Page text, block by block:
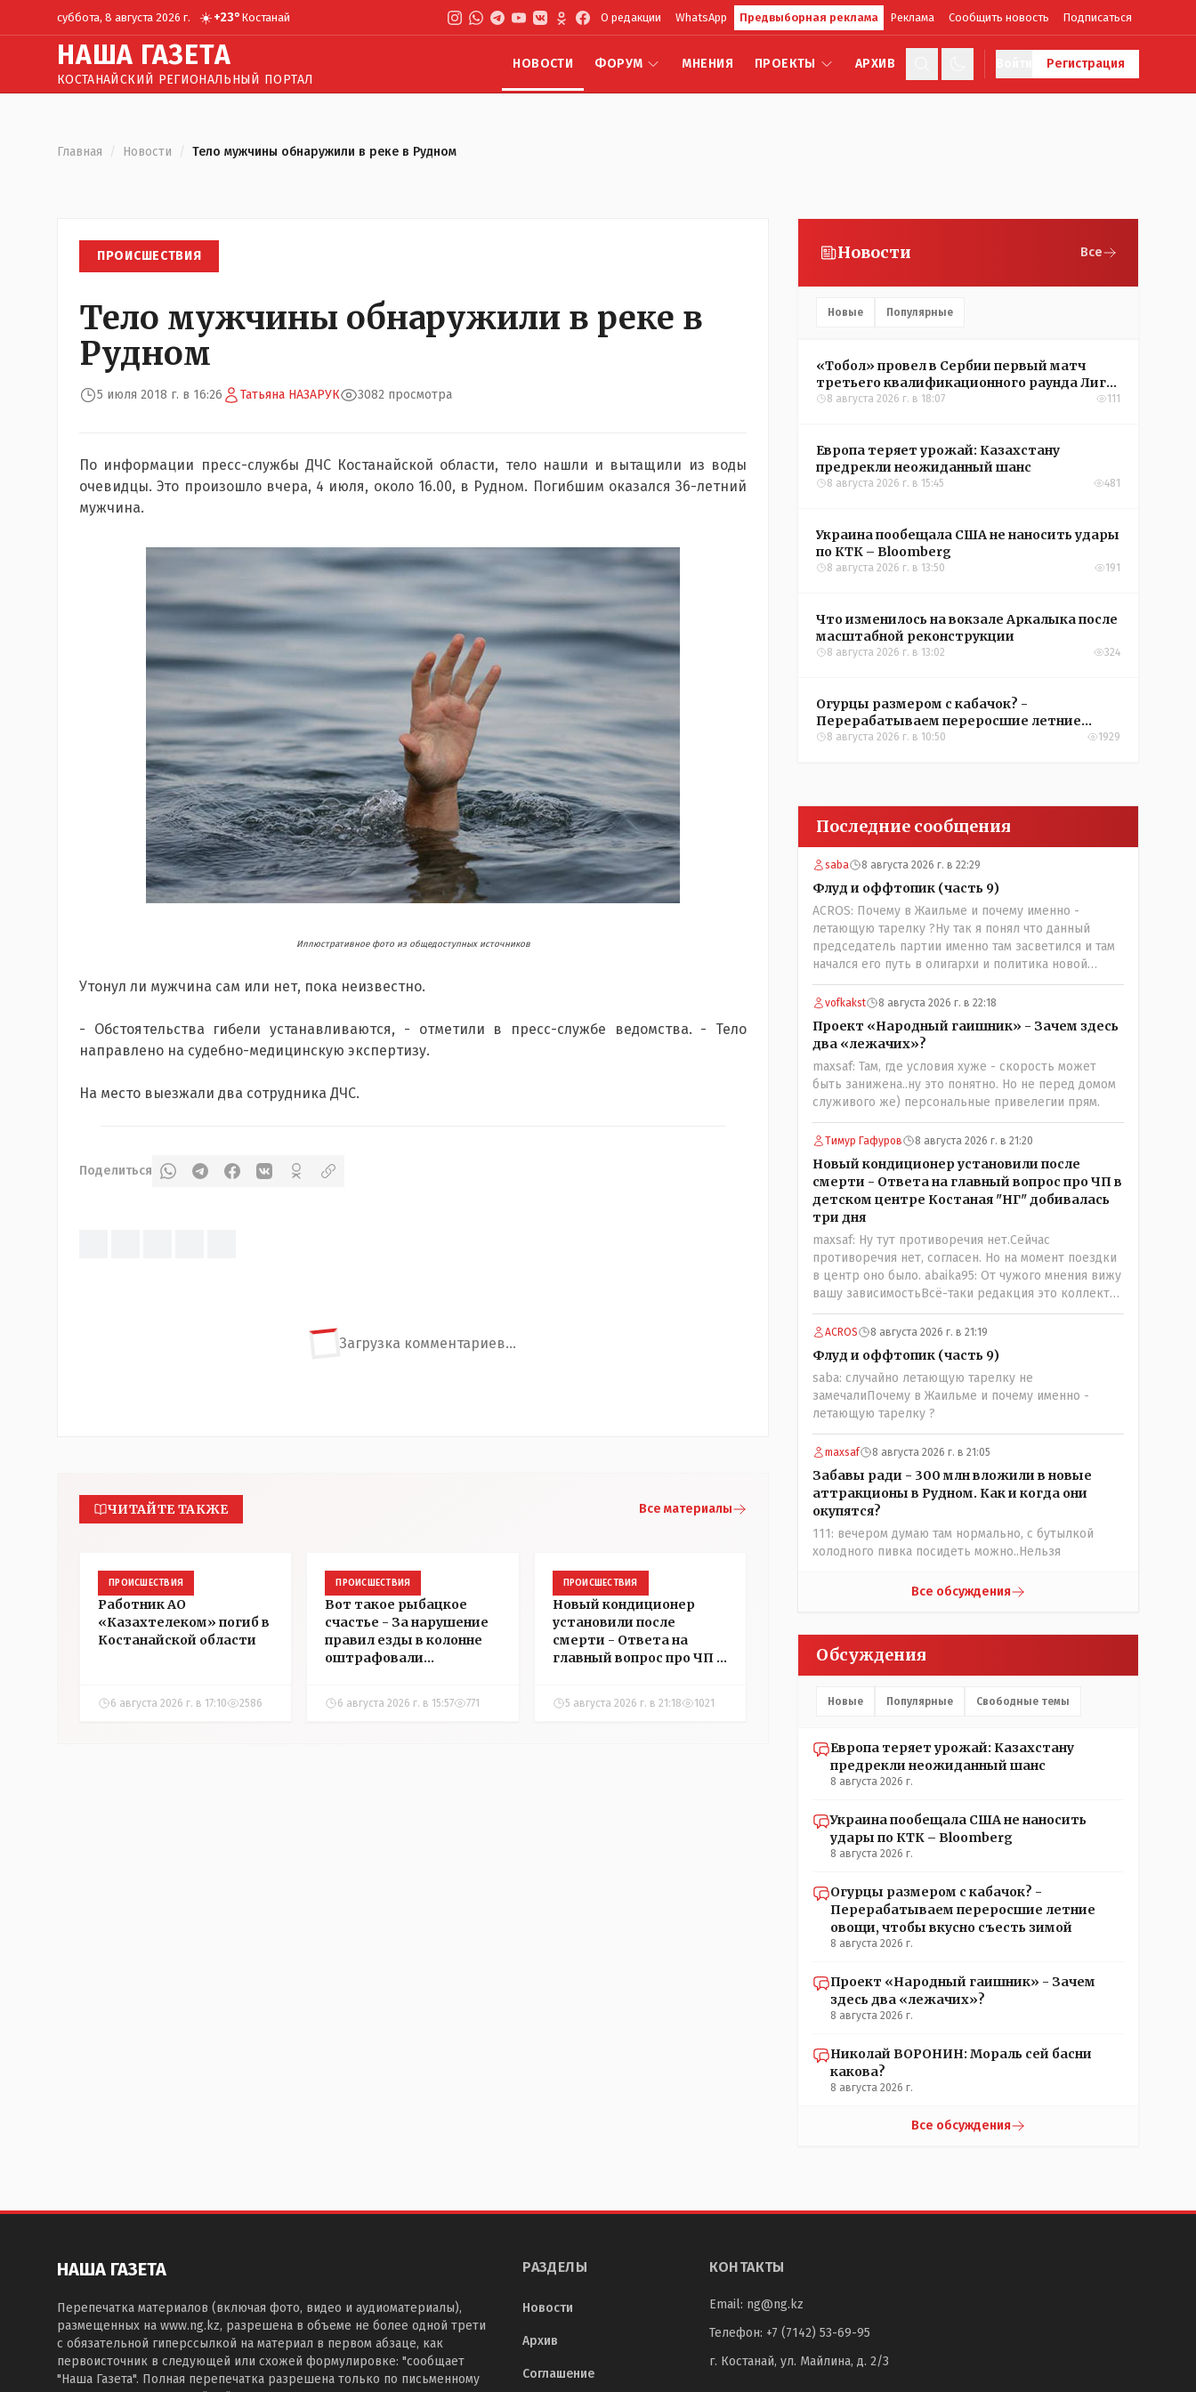
суббота, 8 августа 2026 г. ☀️+23° Костанай О редакции WhatsApp Предвыборная реклама Реклама Сообщить новость Подписаться
НАША ГАЗЕТА
КОСТАНАЙСКИЙ РЕГИОНАЛЬНЫЙ ПОРТАЛ
НОВОСТИ ФОРУМ МНЕНИЯ ПРОЕКТЫ АРХИВ Регистрация
Главная / Новости / Тело мужчины обнаружили в реке в Рудном
ПРОИСШЕСТВИЯ
Тело мужчины обнаружили в реке в
Рудном
5 июля 2018 г. в 16:26 Татьяна НАЗАРУК 3082 просмотра
По информации пресс-службы ДЧС Костанайской области, тело нашли и вытащили из воды
очевидцы. Это произошло вчера, 4 июля, около 16.00, в Рудном. Погибшим оказался 36-летний
мужчина.
Иллюстративное фото из общедоступных источников
Утонул ли мужчина сам или нет, пока неизвестно.
- Обстоятельства гибели устанавливаются, - отметили в пресс-службе ведомства. - Тело
направлено на судебно-медицинскую экспертизу.
На место выезжали два сотрудника ДЧС.
Поделиться
Загрузка комментариев...
ЧИТАЙТЕ ТАКЖЕ Все материалы
ПРОИСШЕСТВИЯ
Работник АО
«Казахтелеком» погиб в
Костанайской области
6 августа 2026 г. в 17:10 2586
ПРОИСШЕСТВИЯ
Вот такое рыбацкое
счастье - За нарушение
правил езды в колонне
оштрафовали
Аркалыке
6 августа 2026 г. в 15:57 771
ПРОИСШЕСТВИЯ
Новый кондиционер
установили после
смерти - Ответа на
главный вопрос про ЧП в
добивалась три дня
5 августа 2026 г. в 21:18 1021
Новости Все
Новые Популярные
«Тобол» провел в Сербии первый матч
третьего квалификационного раунда Лиги
конференций УЕФА
8 августа 2026 г. в 18:07 111
Европа теряет урожай: Казахстану
предрекли неожиданный шанс
8 августа 2026 г. в 15:45 481
Украина пообещала США не наносить удары
по КТК – Bloomberg
8 августа 2026 г. в 13:50 191
Что изменилось на вокзале Аркалыка после
масштабной реконструкции
8 августа 2026 г. в 13:02 324
Огурцы размером с кабачок? -
Перерабатываем переросшие летние
овощи, чтобы вкусно съесть зимой
8 августа 2026 г. в 10:50 1929
Последние сообщения
saba 8 августа 2026 г. в 22:29
Флуд и оффтопик (часть 9)
ACROS: Почему в Жаильме и почему именно -
летающую тарелку ?Ну так я понял что данный
председатель партии именно там засветился и там
начался его путь в олигархи и политика новой
формации . который не стесняется указать
президенту на необходимость скорого ухода! А
летающая тарелка, потому что ещё не было в
истории независимого Казахстана депутата который
что то указывал бы действующему президенту, не
иначе инопланетянин, ну а на чём инопланетяне
передвигаются?
vofkakst 8 августа 2026 г. в 22:18
Проект «Народный гаишник» - Зачем здесь
два «лежачих»?
maxsaf: Там, где условия хуже - скорость может
быть занижена..ну это понятно. Но не перед домом
служивого же) персональные привелегии прям.
Тимур Гафуров 8 августа 2026 г. в 21:20
Новый кондиционер установили после
смерти - Ответа на главный вопрос про ЧП в
детском центре Костаная "НГ" добивалась
три дня
maxsaf: Ну тут противоречия нет.Сейчас
противоречия нет, согласен. Но на момент поездки
в центр оно было. abaika95: От чужого мнения вижу
вашу зависимостьВсё-таки редакция это коллектив
и дабы сохранить профессиональное лицо можно
было бы и указать Общественному объединению на
не корректность высказываний о вас в том тоне в
котором была та публикация.В комментарии от ОО
было и мнение, и факт. На мнение я ответил там же.
В том же тоне отвечать не намерен, но акценты
расставил. А вот факт нужно было проверить. Что
мы и сделали. И если это вы называете
зависимостью, то у меня другое представление об
этом термине.
ACROS 8 августа 2026 г. в 21:19
Флуд и оффтопик (часть 9)
saba: случайно летающую тарелку не
замечалиПочему в Жаильме и почему именно -
летающую тарелку ?
maxsaf 8 августа 2026 г. в 21:05
Забавы ради - 300 млн вложили в новые
аттракционы в Рудном. Как и когда они
окупятся?
111: вечером думаю там нормально, с бутылкой
холодного пивка посидеть можно..Нельзя
Все обсуждения
Обсуждения
Новые Популярные Свободные темы
Европа теряет урожай: Казахстану
предрекли неожиданный шанс
8 августа 2026 г.
Украина пообещала США не наносить
удары по КТК – Bloomberg
8 августа 2026 г.
Огурцы размером с кабачок? -
Перерабатываем переросшие летние
овощи, чтобы вкусно съесть зимой
8 августа 2026 г.
Проект «Народный гаишник» - Зачем
здесь два «лежачих»?
8 августа 2026 г.
Николай ВОРОНИН: Мораль сей басни
какова?
8 августа 2026 г.
Все обсуждения
НАША ГАЗЕТА
Перепечатка материалов (включая фото, видео и аудиоматериалы),
размещенных на www.ng.kz, разрешена в объеме не более одной трети
с обязательной гиперссылкой на материал в первом абзаце, как
первоисточник в следующей или схожей формулировке: "сообщает
"Наша Газета". Полная перепечатка разрешена только по письменному
РАЗДЕЛЫ
Новости
Архив
Соглашение
КОНТАКТЫ
Email: ng@ng.kz
Телефон: +7 (7142) 53-69-95
г. Костанай, ул. Майлина, д. 2/3